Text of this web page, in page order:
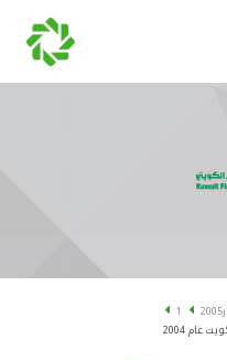
2005
1
2004